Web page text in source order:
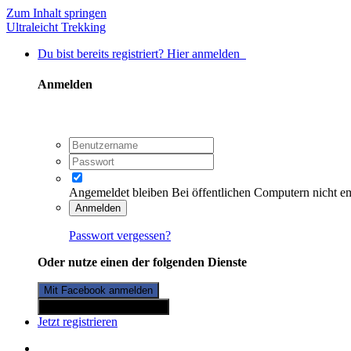
Zum Inhalt springen
Ultraleicht Trekking
Du bist bereits registriert? Hier anmelden
Anmelden
Angemeldet bleiben Bei öffentlichen Computern nicht
Anmelden
Passwort vergessen?
Oder nutze einen der folgenden Dienste
Mit Facebook anmelden
Jetzt registrieren